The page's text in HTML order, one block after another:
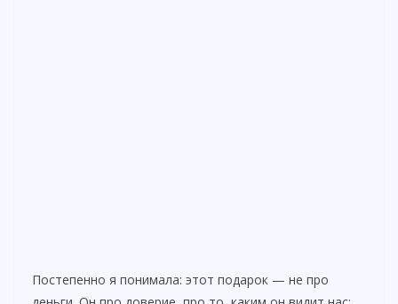
Постепенно я понимала: этот подарок — не про